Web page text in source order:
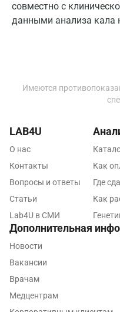
совместно с
данными анализа кала
Мурманск
Нижневартовск
Нижнекамск
Новокузнецк
Новороссийск
Новосибирск
Ногинск
Одинцово
Имеются
LAB4U
О нас
Контакты
Вопросы и ответы
Статьи
Lab4U в СМИ
Как
Где
Как
Дополнительная
Новости
Вакансии
Врачам
Медцентрам